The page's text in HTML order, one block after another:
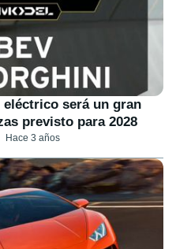
será un gran
previsto para 2028
Hace 3 años